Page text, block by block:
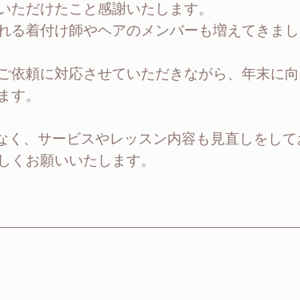
ただけたこと感謝いたします。
る着付け師やヘアのメンバーも増えてきまし
依頼に対応させていただきながら、年末に
す。
く、サービスやレッスン内容も見直しをして
くお願いいたします。